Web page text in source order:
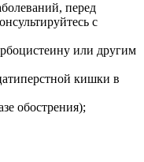
перед
с
или другим
кишки в
обострения);